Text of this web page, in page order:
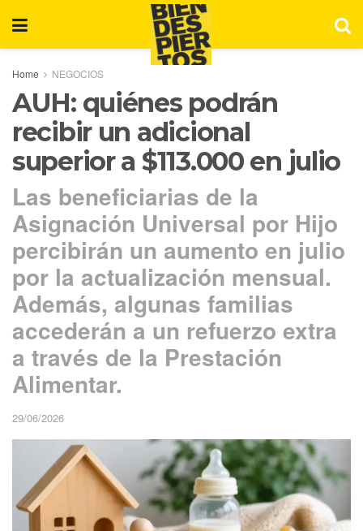
Home NEGOCIOS
AUH: quiénes podrán
recibir un adicional
superior a $113.000 en julio
Las beneficiarias de la
Asignación Universal por Hijo
percibirán un aumento en julio
por la actualización mensual.
Además, algunas familias
accederán a un refuerzo extra
a través de la Prestación
Alimentar.
29/06/2026